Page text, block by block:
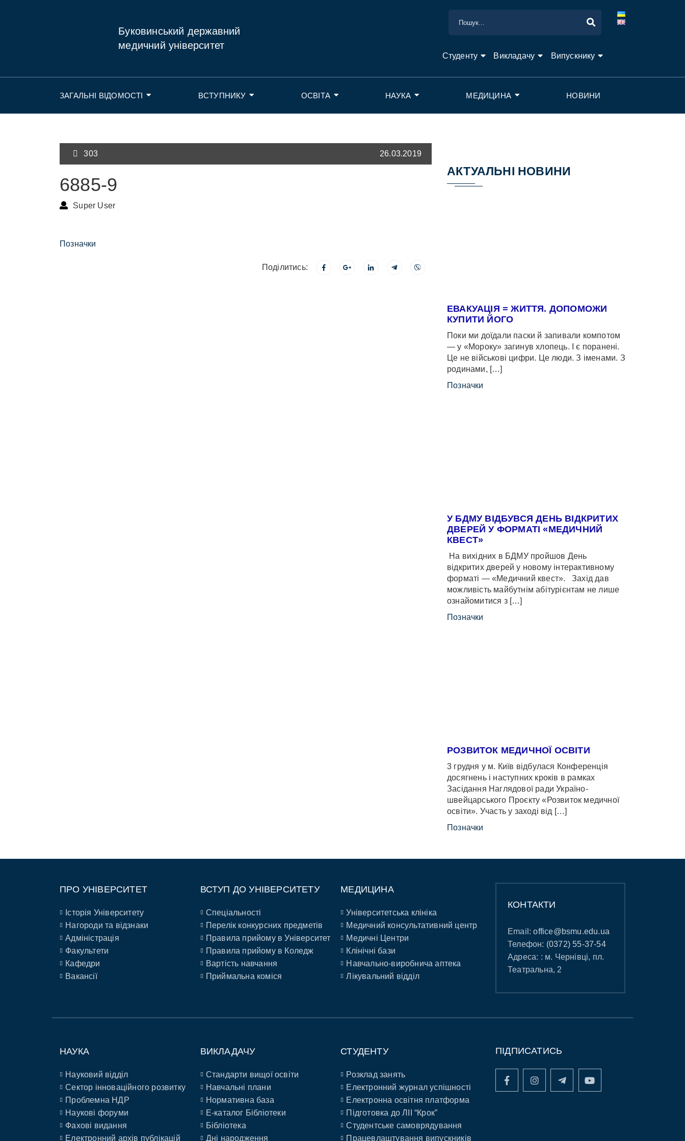
Буковинський державний
медичний університет
Студенту Викладачу Випускнику
ЗАГАЛЬНІ ВІДОМОСТІ ВСТУПНИКУ ОСВІТА НАУКА МЕДИЦИНА НОВИНИ
303 26.03.2019
6885-9
Super User
Позначки
Поділитись:
АКТУАЛЬНІ НОВИНИ
ЕВАКУАЦІЯ = ЖИТТЯ. ДОПОМОЖИ
КУПИТИ ЙОГО
Поки ми доїдали паски й запивали компотом
— у «Мороку» загинув хлопець. І є поранені.
Це не військові цифри. Це люди. З іменами. З
родинами, […]
Позначки
У БДМУ ВІДБУВСЯ ДЕНЬ ВІДКРИТИХ
ДВЕРЕЙ У ФОРМАТІ «МЕДИЧНИЙ
КВЕСТ»
На вихідних в БДМУ пройшов День
відкритих дверей у новому інтерактивному
форматі — «Медичний квест». Захід дав
можливість майбутнім абітурієнтам не лише
ознайомитися з […]
Позначки
РОЗВИТОК МЕДИЧНОЇ ОСВІТИ
3 грудня у м. Київ відбулася Конференція
досягнень і наступних кроків в рамках
Засідання Наглядової ради Україно-
швейцарського Проєкту «Розвиток медичної
освіти». Участь у заході від […]
Позначки
ПРО УНІВЕРСИТЕТ
Історія Університету
Нагороди та відзнаки
Адміністрація
Факультети
Кафедри
Вакансії
ВСТУП ДО УНІВЕРСИТЕТУ
Спеціальності
Перелік конкурсних предметів
Правила прийому в Університет
Правила прийому в Коледж
Вартість навчання
Приймальна коміся
МЕДИЦИНА
Університетська клініка
Медичний консультативний центр
Медичні Центри
Клінічні бази
Навчально-виробнича аптека
Лікувальний відділ
КОНТАКТИ
Email:office@bsmu.edu.ua
Телефон: (0372) 55-37-54
Адреса: : м. Чернівці, пл.
Театральна, 2
НАУКА
Науковий відділ
Сектор інноваційного розвитку
Проблемна НДР
Наукові форуми
Фахові видання
Електронний архів публікацій
ВИКЛАДАЧУ
Стандарти вищої освіти
Навчальні плани
Нормативна база
E-каталог Бібліотеки
Бібліотека
Дні народження
СТУДЕНТУ
Розклад занять
Електронний журнал успішності
Електронна освітня платформа
Підготовка до ЛІІ “Крок”
Студентське самоврядування
Працевлаштування випускників
ПІДПИСАТИСЬ